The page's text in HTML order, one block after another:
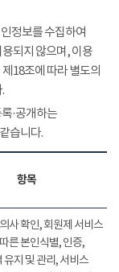
정보를 수집하여
되지 않으며, 이용
18조에 따라 별도의
·공개하는
습니다.
항목
사 확인, 회원제 서비스
른 본인식별, 인증,
유지 및 관리, 서비스